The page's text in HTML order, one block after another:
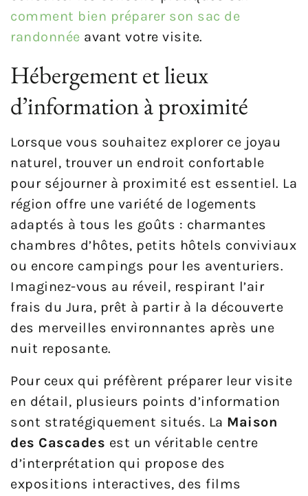
comment bien préparer son sac de
randonnée avant votre visite.
Hébergement et lieux
d’information à proximité
Lorsque vous souhaitez explorer ce joyau
naturel, trouver un endroit confortable
pour séjourner à proximité est essentiel. La
région offre une variété de logements
adaptés à tous les goûts : charmantes
chambres d’hôtes, petits hôtels conviviaux
ou encore campings pour les aventuriers.
Imaginez-vous au réveil, respirant l’air
frais du Jura, prêt à partir à la découverte
des merveilles environnantes après une
nuit reposante.
Pour ceux qui préfèrent préparer leur visite
en détail, plusieurs points d’information
sont stratégiquement situés. La Maison
des Cascades est un véritable centre
d’interprétation qui propose des
expositions interactives, des films